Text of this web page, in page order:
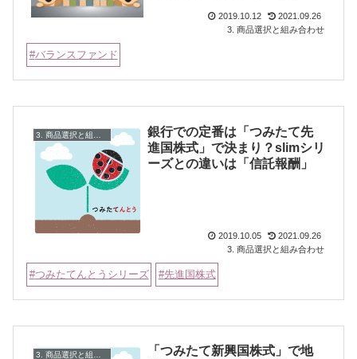
2019.10.12
2021.09.26
3. 商品選択と組み合わせ
バランスファンド
銀行での定番は「つみたて先
進国株式」で決まり？slimシリ
ーズとの違いは「信託報酬」
2019.10.05
2021.09.26
3. 商品選択と組み合わせ
つみたてんとうシリーズ 先進国株式
「つみたて新興国株式」で地